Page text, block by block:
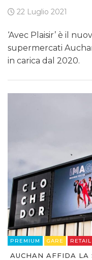
22 Luglio 2021
‘Avec Plaisir’ è il
supermercati
in carica dal 2020.
PREMIUM GARE
AUCHAN AFFIDA LA